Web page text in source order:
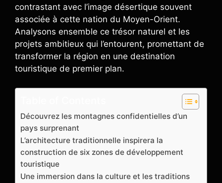
contrastant avec l’image désertique souvent
associée à cette nation du Moyen-Orient.
Analysons ensemble ce trésor naturel et les
projets ambitieux qui l’entourent, promettant de
transformer la région en une destination
touristique de premier plan.
Découvrez les montagnes confidentielles d’un
pays surprenant
L’architecture traditionnelle inspirera la
construction de six zones de développement
touristique
Une immersion dans la culture et les traditions